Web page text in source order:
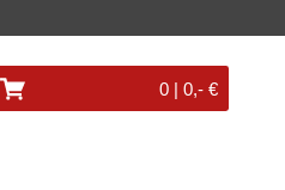
0 | 0,- €